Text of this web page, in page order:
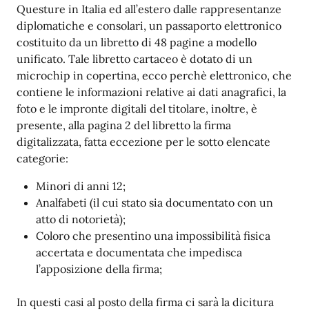
Questure in Italia ed all’estero dalle rappresentanze
diplomatiche e consolari, un passaporto elettronico
costituito da un libretto di 48 pagine a modello
unificato. Tale libretto cartaceo è dotato di un
microchip in copertina, ecco perchè elettronico, che
contiene le informazioni relative ai dati anagrafici, la
foto e le impronte digitali del titolare, inoltre, è
presente, alla pagina 2 del libretto la firma
digitalizzata, fatta eccezione per le sotto elencate
categorie:
Minori di anni 12;
Analfabeti (il cui stato sia documentato con un
atto di notorietà);
Coloro che presentino una impossibilità fisica
accertata e documentata che impedisca
l’apposizione della firma;
In questi casi al posto della firma ci sarà la dicitura